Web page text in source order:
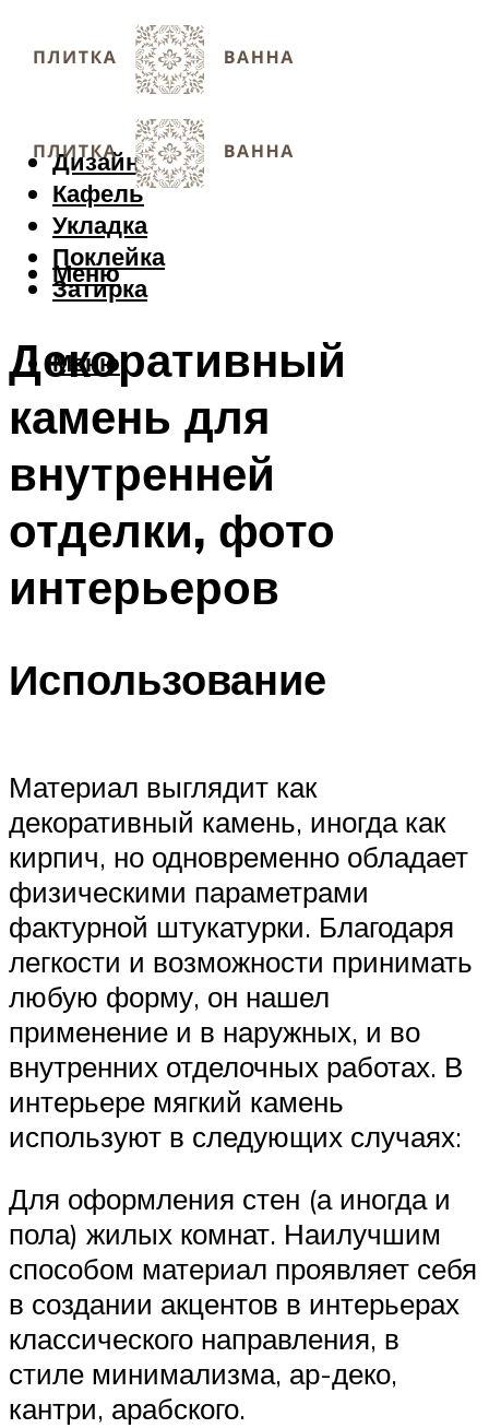
Дизайн
Кафель
Укладка
Поклейка
Затирка
Меню
Меню
Декоративный
камень для
внутренней
отделки, фото
интерьеров
Использование
Материал выглядит как
декоративный камень, иногда как
кирпич, но одновременно обладает
физическими параметрами
фактурной штукатурки. Благодаря
легкости и возможности принимать
любую форму, он нашел
применение и в наружных, и во
внутренних отделочных работах. В
интерьере мягкий камень
используют в следующих случаях:
Для оформления стен (а иногда и
пола) жилых комнат. Наилучшим
способом материал проявляет себя
в создании акцентов в интерьерах
классического направления, в
стиле минимализма, ар-деко,
кантри, арабского.